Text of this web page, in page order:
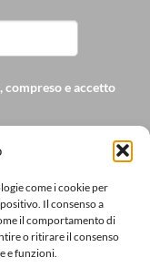
come i cookie per
Il consenso a
il comportamento di
o ritirare il consenso
e funzioni.
compreso e accetto